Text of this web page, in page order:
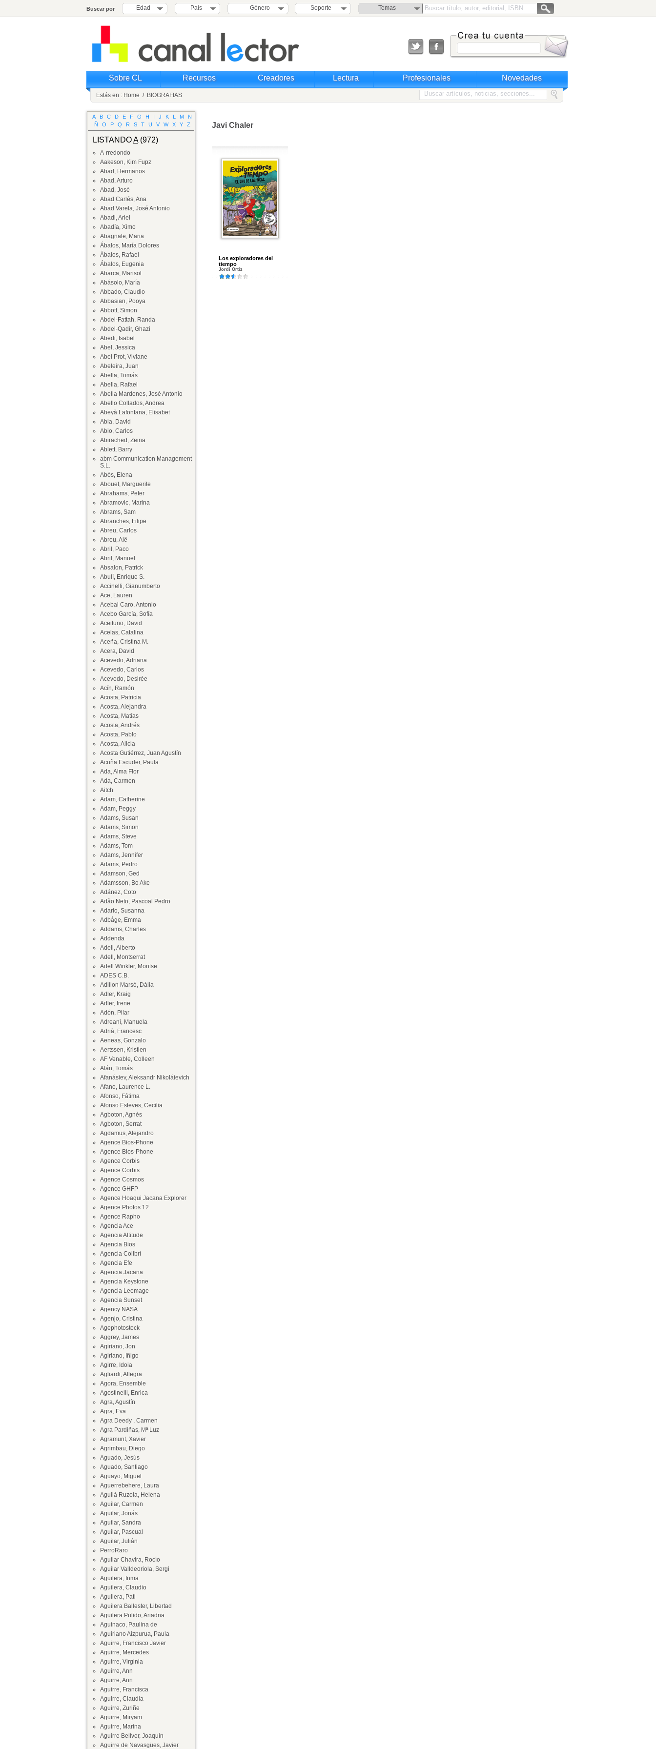
Buscar por Edad País Género Soporte Temas
Sobre CL Recursos Creadores Lectura Profesionales Novedades
Estás en : Home / BIOGRAFIAS
A B C D E F G H I J K L M
N
Ñ
O P Q R S T U V W X Y Z
LISTANDOA(972)
A-rredondo
Aakeson, Kim Fupz
Abad, Hermanos
Abad, Arturo
Abad, José
Abad Carlés, Ana
Abad Varela, José Antonio
Abadi, Ariel
Abadía, Ximo
Abagnale, Maria
Ábalos, María Dolores
Ábalos, Rafael
Ábalos, Eugenia
Abarca, Marisol
Abásolo, María
Abbado, Claudio
Abbasian, Pooya
Abbott, Simon
Abdel-Fattah, Randa
Abdel-Qadir, Ghazi
Abedi, Isabel
Abel, Jessica
Abel Prot, Viviane
Abeleira, Juan
Abella, Tomás
Abella, Rafael
Abella Mardones, José Antonio
Abello Collados, Andrea
Abeyà Lafontana, Elisabet
Abia, David
Abio, Carlos
Abirached, Zeina
Ablett, Barry
abm Communication Management
S.L.
Abós, Elena
Abouet, Marguerite
Abrahams, Peter
Abramovic, Marina
Abrams, Sam
Abranches, Filipe
Abreu, Carlos
Abreu, Alê
Abril, Paco
Abril, Manuel
Absalon, Patrick
Abulí, Enrique S.
Accinelli, Gianumberto
Ace, Lauren
Acebal Caro, Antonio
Acebo García, Sofía
Aceituno, David
Acelas, Catalina
Aceña, Cristina M.
Acera, David
Acevedo, Adriana
Acevedo, Carlos
Acevedo, Desirée
Acín, Ramón
Acosta, Patricia
Acosta, Alejandra
Acosta, Matías
Acosta, Andrés
Acosta, Pablo
Acosta, Alicia
Acosta Gutiérrez, Juan Agustín
Acuña Escuder, Paula
Ada, Alma Flor
Ada, Carmen
Aitch
Adam, Catherine
Adam, Peggy
Adams, Susan
Adams, Simon
Adams, Steve
Adams, Tom
Adams, Jennifer
Adams, Pedro
Adamson, Ged
Adamsson, Bo Ake
Adánez, Coto
Adâo Neto, Pascoal Pedro
Adario, Susanna
Adbåge, Emma
Addams, Charles
Addenda
Adell, Alberto
Adell, Montserrat
Adell Winkler, Montse
ADES C.B.
Adillon Marsó, Dàlia
Adler, Kraig
Adler, Irene
Adón, Pilar
Adreani, Manuela
Adrià, Francesc
Aeneas, Gonzalo
Aertssen, Kristien
AF Venable, Colleen
Afán, Tomás
Afanásiev, Aleksandr Nikoláievich
Afano, Laurence L.
Afonso, Fátima
Afonso Esteves, Cecilia
Agboton, Agnès
Agboton, Serrat
Agdamus, Alejandro
Agence Bios-Phone
Agence Bios-Phone
Agence Corbis
Agence Corbis
Agence Cosmos
Agence GHFP
Agence Hoaqui Jacana Explorer
Agence Photos 12
Agence Rapho
Agencia Ace
Agencia Altitude
Agencia Bios
Agencia Colibrí
Agencia Efe
Agencia Jacana
Agencia Keystone
Agencia Leemage
Agencia Sunset
Agency NASA
Agenjo, Cristina
Agephotostock
Aggrey, James
Agiriano, Jon
Agiriano, Iñigo
Agirre, Idoia
Agliardi, Allegra
Agora, Ensemble
Agostinelli, Enrica
Agra, Agustín
Agra, Eva
Agra Deedy , Carmen
Agra Pardiñas, Mª Luz
Agramunt, Xavier
Agrimbau, Diego
Aguado, Jesús
Aguado, Santiago
Aguayo, Miguel
Aguerrebehere, Laura
Aguilà Ruzola, Helena
Aguilar, Carmen
Aguilar, Jonás
Aguilar, Sandra
Aguilar, Pascual
Aguilar, Julián
PerroRaro
Aguilar Chavira, Rocío
Aguilar Valldeoriola, Sergi
Aguilera, Inma
Aguilera, Claudio
Aguilera, Pati
Aguilera Ballester, Libertad
Aguilera Pulido, Ariadna
Aguinaco, Paulina de
Aguiriano Aizpurua, Paula
Aguirre, Francisco Javier
Aguirre, Mercedes
Aguirre, Virginia
Aguirre, Ann
Aguirre, Ann
Aguirre, Francisca
Aguirre, Claudia
Aguirre, Zuriñe
Aguirre, Miryam
Aguirre, Marina
Aguirre Bellver, Joaquín
Aguirre de Navasgües, Javier
Javi Chaler
Los exploradores del
tiempo
Jordi Ortiz